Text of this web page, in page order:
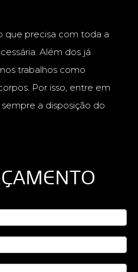
que precisa com toda a
Além dos já
trabalhos como
Por isso, entre em
a disposição do